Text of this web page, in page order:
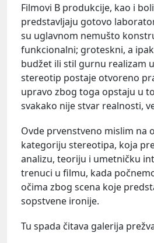
Filmovi B produkcije, kao i
predstavljaju gotovo
su uglavnom nemušto
funkcionalni; groteskni, a
budžet ili stil gurnu realizam
stereotip postaje otvoreno
upravo zbog toga opstaju u
svakako nije stvar realnosti,
Ovde prvenstveno mislim na
kategoriju stereotipa, koja
analizu, teoriju i umetničku
trenuci u filmu, kada
očima zbog scena koje
sopstvene ironije.
Tu spada čitava galerija